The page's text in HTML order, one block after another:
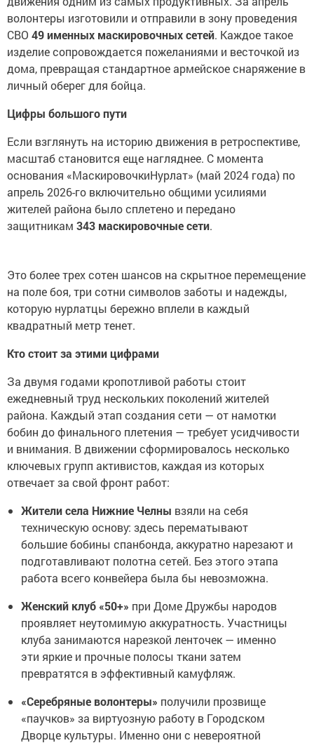
волонтеры изготовили и отправили в зону проведения
СВО 49 именных маскировочных сетей. Каждое такое
изделие сопровождается пожеланиями и весточкой из
дома, превращая стандартное армейское снаряжение в
личный оберег для бойца.
Цифры большого пути
Если взглянуть на историю движения в ретроспективе,
масштаб становится еще нагляднее. С момента
основания «МаскировочкиНурлат» (май 2024 года) по
апрель 2026-го включительно общими усилиями
жителей района было сплетено и передано
защитникам 343 маскировочные сети.
Это более трех сотен шансов на скрытное перемещение
на поле боя, три сотни символов заботы и надежды,
которую нурлатцы бережно вплели в каждый
квадратный метр тенет.
Кто стоит за этими цифрами
За двумя годами кропотливой работы стоит
ежедневный труд нескольких поколений жителей
района. Каждый этап создания сети — от намотки
бобин до финального плетения — требует усидчивости
и внимания. В движении сформировалось несколько
ключевых групп активистов, каждая из которых
отвечает за свой фронт работ:
Жители села Нижние Челны взяли на себя
техническую основу: здесь перематывают
большие бобины спанбонда, аккуратно нарезают и
подготавливают полотна сетей. Без этого этапа
работа всего конвейера была бы невозможна.
Женский клуб «50+» при Доме Дружбы народов
проявляет неутомимую аккуратность. Участницы
клуба занимаются нарезкой ленточек — именно
эти яркие и прочные полосы ткани затем
превратятся в эффективный камуфляж.
«Серебряные волонтеры» получили прозвище
«паучков» за виртуозную работу в Городском
Дворце культуры. Именно они с невероятной